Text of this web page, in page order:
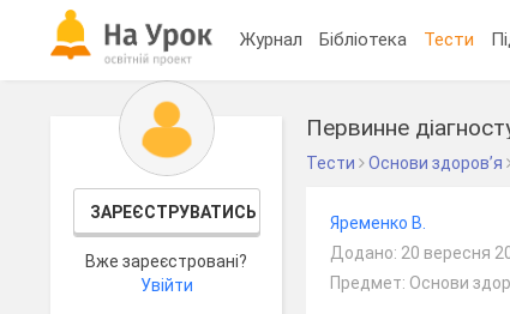
Журнал Бібліотека Тести
ЗАРЕЄСТРУВАТИСЬ
Вже зареєстровані?
Увійти
Первинне
Тести Основи здоров’я
Яременко В.
Додано: 20 вересня
Предмет: Основи